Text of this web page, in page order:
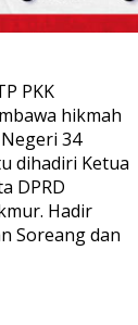
PKK
hikmah
34
dihadiri Ketua
DPRD
Hadir
Soreang dan